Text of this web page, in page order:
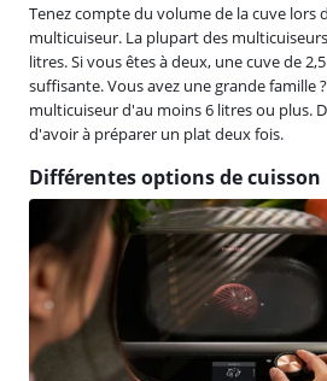
Tenez compte du volume de la cuve lors
multicuiseur. La plupart des
litres. Si vous êtes à deux, une cuve de
suffisante. Vous avez une grande famille
multicuiseur d'au moins 6 litres ou plus.
d'avoir à préparer un plat deux fois.
Différentes options de cuisson